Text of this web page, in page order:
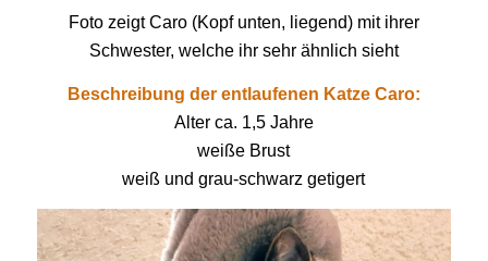
Foto zeigt Caro (Kopf unten, liegend) mit ihrer
Schwester, welche ihr sehr ähnlich sieht
Beschreibung der entlaufenen Katze Caro:
Alter ca. 1,5 Jahre
weiße Brust
weiß und grau-schwarz getigert